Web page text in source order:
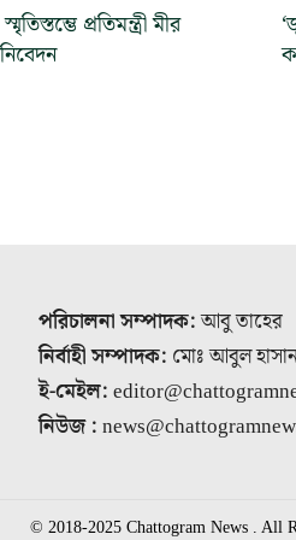
প্রতিমন্ত্রী মীর
পরিচালনা সম্পাদক:আবু তাহের
নির্বাহী সম্পাদক: মোঃ আবুল
ই-মেইল:
নিউজ :
© 2018-2025 Chattogram News . All